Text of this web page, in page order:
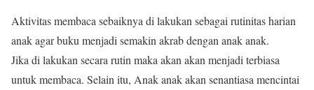
Aktivitas membaca sebaiknya di lakukan sebagai rutinitas harian
anak agar buku menjadi semakin akrab dengan anak anak.
Jika di lakukan secara rutin maka akan akan menjadi terbiasa
untuk membaca. Selain itu, Anak anak akan senantiasa mencintai